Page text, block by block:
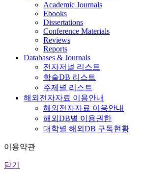
Academic Journals
Ebooks
Dissertations
Conference Materials
Reviews
Reports
Databases & Journals
전자저널 리스트
학술DB 리스트
주제별 리스트
해외전자자료 이용안내
해외전자자료 이용안내
해외DB별 이용권한
대학별 해외DB 구독현황
이용약관
닫기